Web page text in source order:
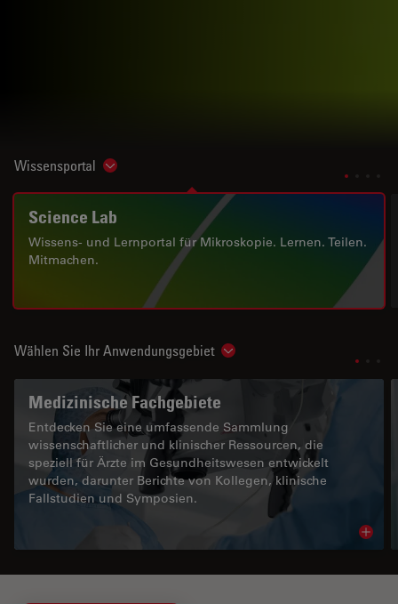
Wissensportal Show subnavigation
Science Lab
Wissens- und Lernportal für Mikroskopie. Lernen. Teilen.
Mitmachen.
Wählen Sie Ihr Anwendungsgebiet Show subnavigation
Medizinische Fachgebiete
Entdecken Sie eine umfassende Sammlung
wissenschaftlicher und klinischer Ressourcen, die
speziell für Ärzte im Gesundheitswesen entwickelt
wurden, darunter Berichte von Kollegen, klinische
Fallstudien und Symposien.